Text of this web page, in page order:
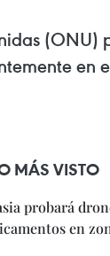
(ONU)
en
MÁS VISTO
probará
en